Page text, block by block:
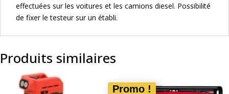
effectuées sur les voitures et les camions diesel. Possibilité
de fixer le testeur sur un établi.
Produits similaires
Promo !